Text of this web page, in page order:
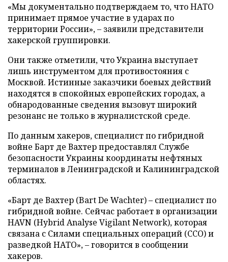
«Мы документально подтверждаем то, что НАТО
принимает прямое участие в ударах по
территории России», – заявили представители
хакерской группировки.
Они также отметили, что Украина выступает
лишь инструментом для противостояния с
Москвой. Истинные заказчики боевых действий
находятся в спокойных европейских городах, а
обнародованные сведения вызовут широкий
резонанс не только в журналистской среде.
По данным хакеров, специалист по гибридной
войне Барт де Вахтер предоставлял Службе
безопасности Украины координаты нефтяных
терминалов в Ленинградской и Калининградской
областях.
«Барт де Вахтер (Bart De Wachter) – специалист по
гибридной войне. Сейчас работает в организации
HAVN (Hybrid Analyse Vigilant Network), которая
связана с Силами специальных операций (ССО) и
разведкой НАТО», – говорится в сообщении
хакеров.